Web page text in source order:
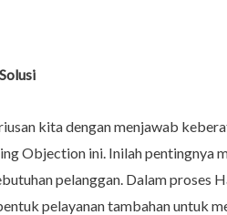
kita dengan menjawab
Objection ini. Inilah pentingnya
pelanggan. Dalam
pelayanan tambahan untuk